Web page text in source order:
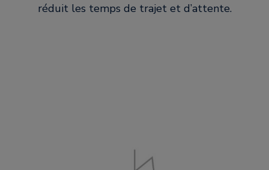
réduit les temps de trajet et d’attente.